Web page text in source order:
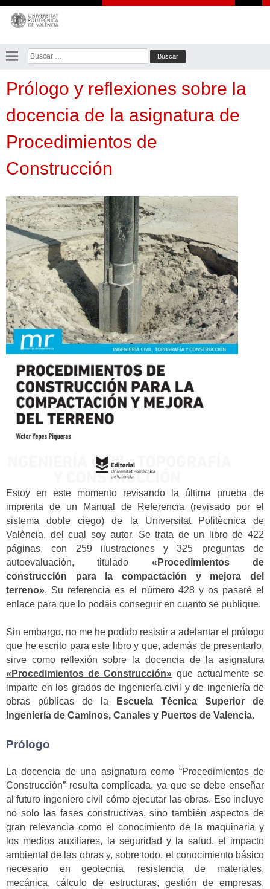
Saltar
contenido
Buscar:
Prólogo y reflexiones sobre la
docencia de la asignatura de
Procedimientos de
Construcción
Estoy en este momento revisando la última prueba de
imprenta de un Manual de Referencia (revisado por el
sistema doble ciego) de la Universitat Politècnica de
València, del cual soy autor. Se trata de un libro de 422
páginas, con 259 ilustraciones y 325 preguntas de
autoevaluación, titulado «Procedimientos de
construcción para la compactación y mejora del
terreno». Su referencia es el número 428 y os pasaré el
enlace para que lo podáis conseguir en cuanto se publique.
Sin embargo, no me he podido resistir a adelantar el prólogo
que he escrito para este libro y que, además de presentarlo,
sirve como reflexión sobre la docencia de la asignatura
«Procedimientos de Construcción» que actualmente se
imparte en los grados de ingeniería civil y de ingeniería de
obras públicas de la
Escuela Técnica Superior de
Ingeniería de Caminos, Canales y Puertos de Valencia.
Prólogo
La docencia de una asignatura como “Procedimientos de
Construcción” resulta complicada, ya que se debe enseñar
al futuro ingeniero civil cómo ejecutar las obras. Eso incluye
no solo las fases constructivas, sino también aspectos de
gran relevancia como el conocimiento de la maquinaria y
los medios auxiliares, la seguridad y la salud, el impacto
ambiental de las obras y, sobre todo, el conocimiento básico
necesario en geotecnia, resistencia de materiales,
mecánica, cálculo de estructuras, gestión de empresas,